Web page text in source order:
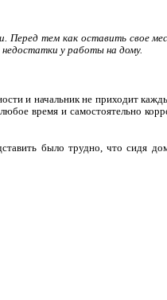
Перед тем как оставить свое
у работы на дому.
и начальник не приходит
время и самостоятельно
было трудно, что сидя